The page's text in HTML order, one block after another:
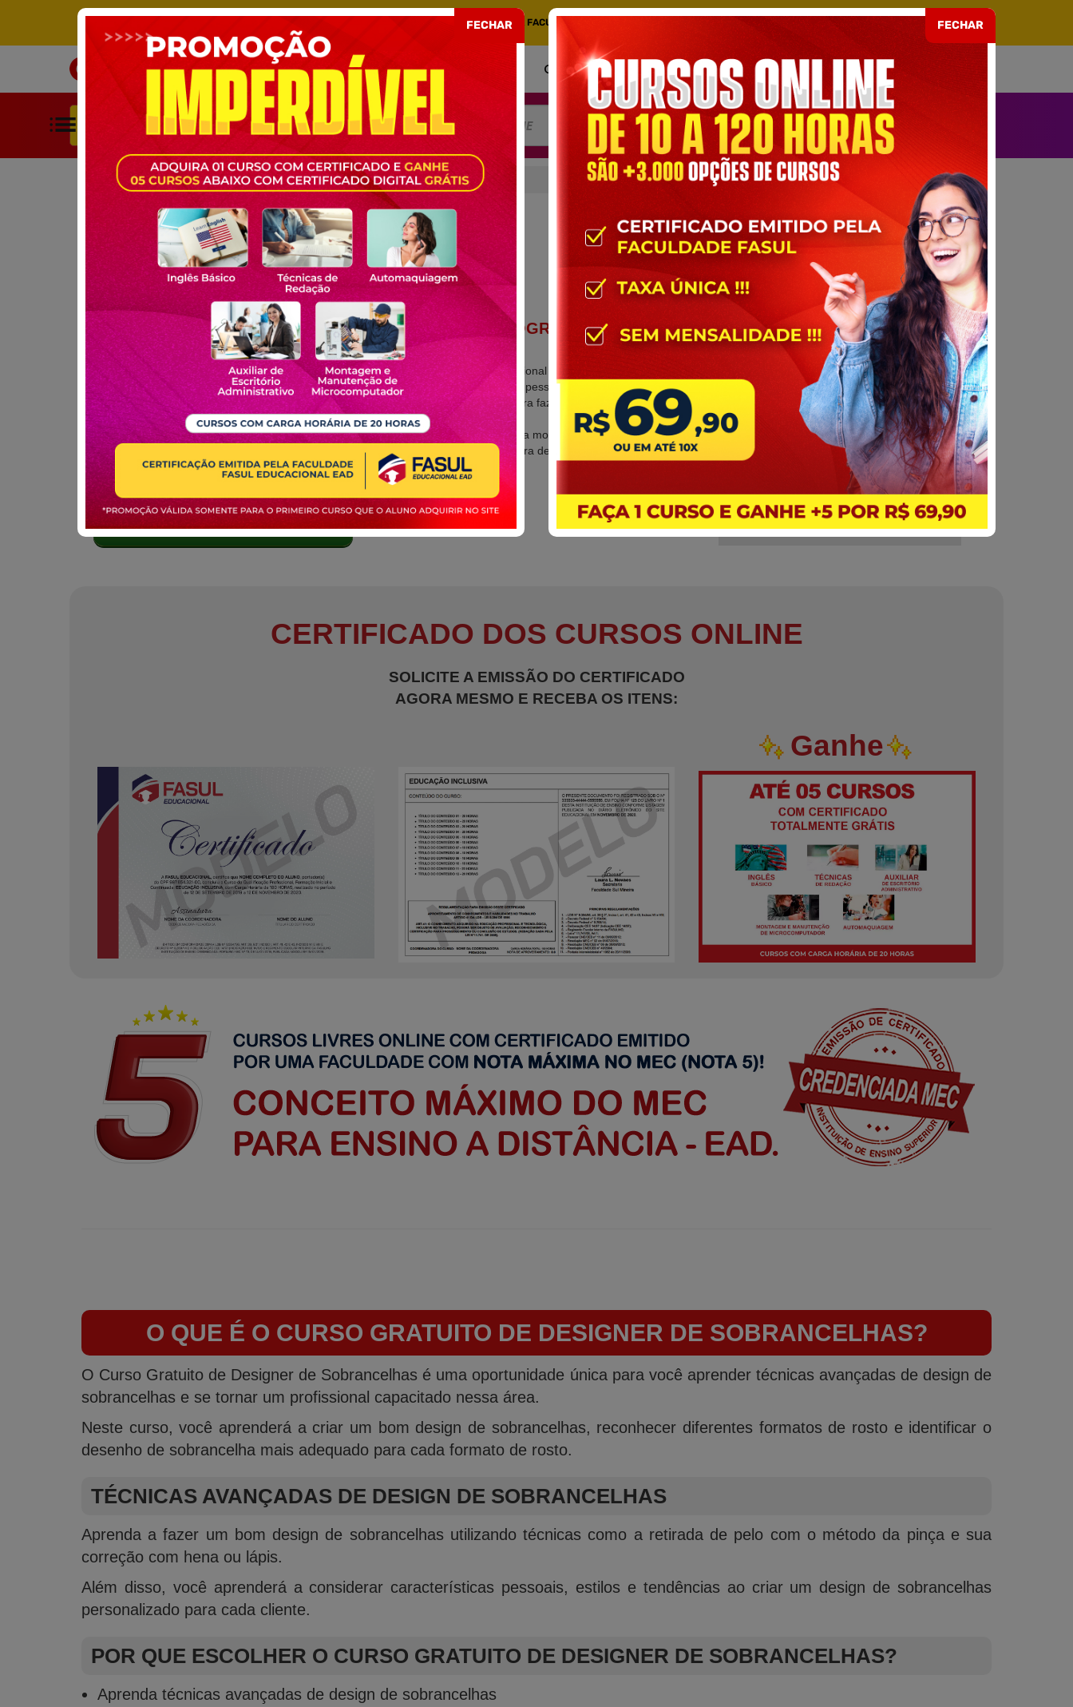
ÚNICO SITE DE CURSOS LIVRES COM CERTIFICADO EMITIDO POR UMA FACULDADE CREDENCIADA NO MEC. PORTARIA EAD Nº 499 DE 08/07/2021
INÍCIO CURSOS COMO FUNCIONA CERTIFICADO ATENDIMENTO SOU ALUNO
BUSCAR POR CATEGORIAS
CURSOS GRATUITOS ESTÉTICA DESIGNER DE SOBRANCELHAS
CURSO GRATUITO ONLINE:
DESIGNER DE SOBRANCELHAS
MATRICULE-SE
CONTEÚDO PROGRAMÁTICO DO
CURSO
Postura e ética profissional
Apresentação Higiene pessoal
Materiais utilizados para fazer o design
Tipos de sobrancelhas
Técnica de design para modelar sobrancelhas
Uso de paquímetro para design
Modelagem em cera
Modelagem em pinça
CERTIFICADO DOS CURSOS ONLINE
SOLICITE A EMISSÃO DO CERTIFICADO
AGORA MESMO E RECEBA OS ITENS:
Ganhe
O QUE É O CURSO GRATUITO DE DESIGNER DE SOBRANCELHAS?
O Curso Gratuito de Designer de Sobrancelhas é uma oportunidade única para você aprender técnicas avançadas de design de
sobrancelhas e se tornar um profissional capacitado nessa área.
Neste curso, você aprenderá a criar um bom design de sobrancelhas, reconhecer diferentes formatos de rosto e identificar o
desenho de sobrancelha mais adequado para cada formato de rosto.
TÉCNICAS AVANÇADAS DE DESIGN DE SOBRANCELHAS
Aprenda a fazer um bom design de sobrancelhas utilizando técnicas como a retirada de pelo com o método da pinça e sua
correção com hena ou lápis.
Além disso, você aprenderá a considerar características pessoais, estilos e tendências ao criar um design de sobrancelhas
personalizado para cada cliente.
POR QUE ESCOLHER O CURSO GRATUITO DE DESIGNER DE SOBRANCELHAS?
Aprenda técnicas avançadas de design de sobrancelhas
FECHAR FECHAR